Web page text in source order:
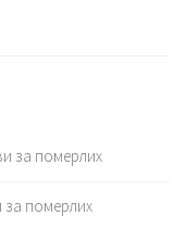
за померлих
за померлих